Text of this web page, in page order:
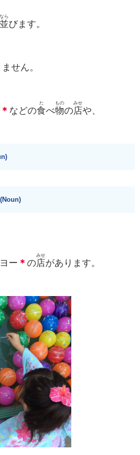
並
なら
びます。
せん。
＊ などの食
た
べ物
もの
の店
みせ
や、
ー ＊ の店
みせ
があります。